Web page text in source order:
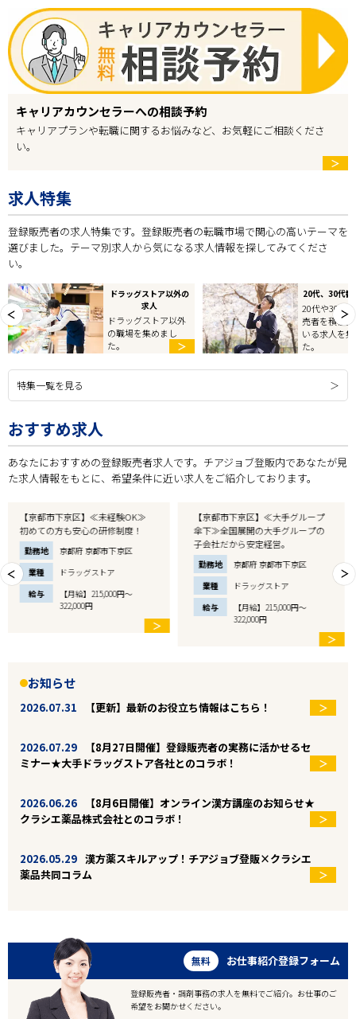
キャリアカウンセラーへの相談予約
キャリアプランや転職に関するお悩みなど、お気軽にご相談くださ
い。
＞
求人特集
登録販売者の求人特集です。登録販売者の転職市場で関心の高いテーマを
選びました。テーマ別求人から気になる求人情報を探してみてくださ
い。
ドラッグストア以外の
求人
ドラッグストア以外
の職場を集めまし
た。
＞
20代、30代歓
20代や30代
売者を積極
いる求人を
た。
特集一覧を見る
おすすめ求人
あなたにおすすめの登録販売者求人です。チアジョブ登販内であなたが見
た求人情報をもとに、希望条件に近い求人をご紹介しております。
【京都市下京区】≪大手グループ
傘下≫全国展開の大手グループの
子会社だから安定経営。
勤務地
業種
【月給】215,000円～
【京都市右京区】≪未経験者応募
OK≫土日勤務できる方OK！
勤務地
京都府 京都市右京区
業種
ドラッグストア
給与
【月給】215,000円～
322,000円
お知らせ
2026.07.31 【更新】最新のお役立ち情報はこちら！
2026.07.29
【8月27日開催】登録販売者の実務に活かせるセ
ミナー★大手ドラッグストア各社とのコラボ！
2026.06.26
【8月6日開催】オンライン漢方講座のお知らせ★
クラシエ薬品株式会社とのコラボ！
2026.05.29 漢方薬スキルアップ！チアジョブ登販×クラシエ
薬品共同コラム
無料 お仕事紹介登録フォーム
登録販売者・調剤事務の求人を無料でご紹介。お仕事のご
希望をお聞かせください。